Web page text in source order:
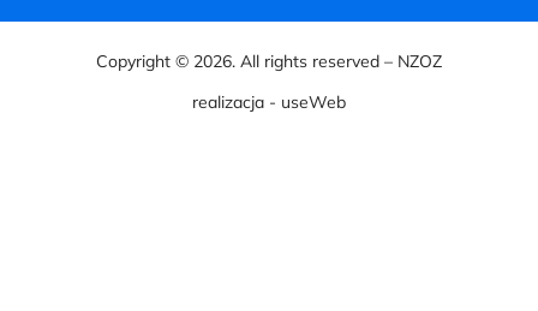
Copyright © 2026. All rights reserved – NZOZ
realizacja - useWeb